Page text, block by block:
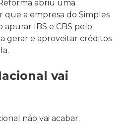
abriu uma
que a empresa do Simples
apurar IBS e CBS pelo
gerar e aproveitar créditos
vai
não vai acabar.